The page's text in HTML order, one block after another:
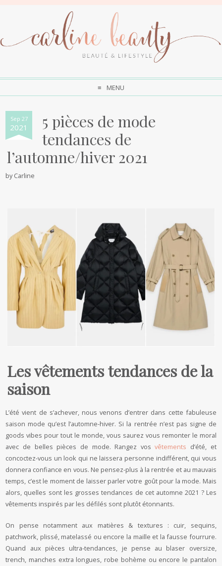
MENU
Sep 27
2021
5 pièces de mode
tendances de
l’automne/hiver 2021
byCarline
Les vêtements tendances de la
saison
L’été vient de s’achever, nous venons d’entrer dans cette fabuleuse
saison mode qu’est l’automne-hiver. Si la rentrée n’est pas signe de
goods vibes pour tout le monde, vous saurez vous remonter le moral
avec de belles pièces de mode. Rangez vosvêtements d’été, et
concoctez-vous un look qui ne laissera personne indifférent, qui vous
donnera confiance en vous. Ne pensez-plus à la rentrée et au mauvais
temps, c’est le moment de laisser parler votre goût pour la mode. Mais
alors, quelles sont les grosses tendances de cet automne 2021 ? Les
vêtements inspirés par les défilés sont plutôt étonnants.
On pense notamment aux matières & textures : cuir, sequins,
patchwork, plissé, matelassé ou encore la maille et la fausse fourrure.
Quand aux pièces ultra-tendances, je pense au blaser oversize,
trench, manches extra longues, robe bohème ou encore le pantalon